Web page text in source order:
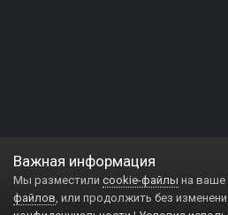
Важная информация
Мы разместили cookie-файлы на ваше
файлов, или продолжить без